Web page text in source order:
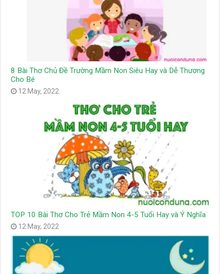
8 Bài Thơ Chủ Đề Trường Mầm Non Siêu Hay và Dễ Thương
Cho Bé
12 May, 2022
TOP 10 Bài Thơ Cho Trẻ Mầm Non 4-5 Tuổi Hay và Ý Nghĩa
12 May, 2022